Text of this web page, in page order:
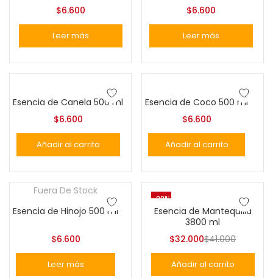
$6.600
Leer más
$6.600
Leer más
Esencia de Canela 500 ml
$6.600
Añadir al carrito
Esencia de Coco 500 ml
$6.600
Añadir al carrito
Fuera De Stock
Esencia de Hinojo 500 ml
$6.600
Leer más
-22%
Esencia de Mantequilla
3800 ml
$32.000$41.000
Añadir al carrito